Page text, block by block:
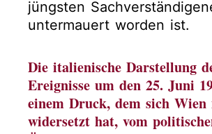
jüngsten
untermauert worden ist.
Die italienische Darstellung
Ereignisse um den 25. Juni
einem Druck, dem sich
widersetzt hat, vom